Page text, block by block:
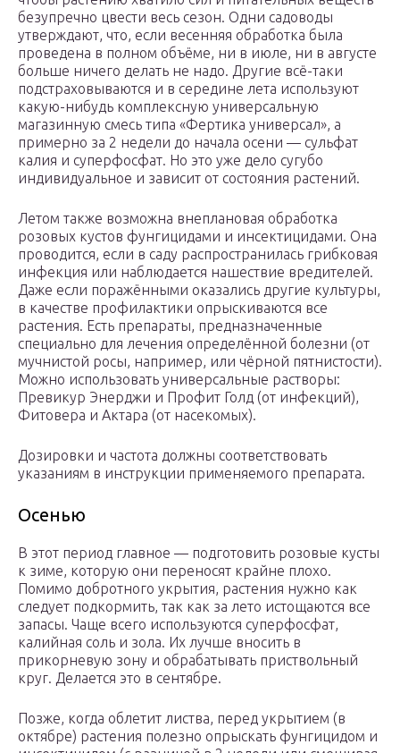
безупречно цвести весь сезон. Одни садоводы
утверждают, что, если весенняя обработка была
проведена в полном объёме, ни в июле, ни в августе
больше ничего делать не надо. Другие всё-таки
подстраховываются и в середине лета используют
какую-нибудь комплексную универсальную
магазинную смесь типа «Фертика универсал», а
примерно за 2 недели до начала осени — сульфат
калия и суперфосфат. Но это уже дело сугубо
индивидуальное и зависит от состояния растений.
Летом также возможна внеплановая обработка
розовых кустов фунгицидами и инсектицидами. Она
проводится, если в саду распространилась грибковая
инфекция или наблюдается нашествие вредителей.
Даже если поражёнными оказались другие культуры,
в качестве профилактики опрыскиваются все
растения. Есть препараты, предназначенные
специально для лечения определённой болезни (от
мучнистой росы, например, или чёрной пятнистости).
Можно использовать универсальные растворы:
Превикур Энерджи и Профит Голд (от инфекций),
Фитовера и Актара (от насекомых).
Дозировки и частота должны соответствовать
указаниям в инструкции применяемого препарата.
Осенью
В этот период главное — подготовить розовые кусты
к зиме, которую они переносят крайне плохо.
Помимо добротного укрытия, растения нужно как
следует подкормить, так как за лето истощаются все
запасы. Чаще всего используются суперфосфат,
калийная соль и зола. Их лучше вносить в
прикорневую зону и обрабатывать приствольный
круг. Делается это в сентябре.
Позже, когда облетит листва, перед укрытием (в
октябре) растения полезно опрыскать фунгицидом и